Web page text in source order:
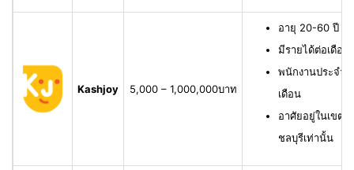
Kashjoy 5,000 – 1,000,000บาท
อายุ 20-60 ปี มี
มีรายได้ต่อเดือ
พนักงานประจำ
เดือน
อาศัยอยู่ในเขต
ชลบุรีเท่านั้น